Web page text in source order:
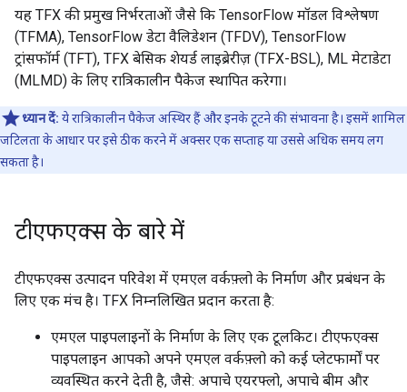
यह TFX की प्रमुख निर्भरताओं जैसे कि TensorFlow मॉडल विश्लेषण
(TFMA), TensorFlow डेटा वैलिडेशन (TFDV), TensorFlow
ट्रांसफॉर्म (TFT), TFX बेसिक शेयर्ड लाइब्रेरीज़ (TFX-BSL), ML मेटाडेटा
(MLMD) के लिए रात्रिकालीन पैकेज स्थापित करेगा।
ध्यान दें: ये रात्रिकालीन पैकेज अस्थिर हैं और इनके टूटने की संभावना है। इसमें शामिल
जटिलता के आधार पर इसे ठीक करने में अक्सर एक सप्ताह या उससे अधिक समय लग
सकता है।
टीएफएक्स के बारे में
टीएफएक्स उत्पादन परिवेश में एमएल वर्कफ़्लो के निर्माण और प्रबंधन के
लिए एक मंच है। TFX निम्नलिखित प्रदान करता है:
एमएल पाइपलाइनों के निर्माण के लिए एक टूलकिट। टीएफएक्स
पाइपलाइन आपको अपने एमएल वर्कफ़्लो को कई प्लेटफार्मों पर
व्यवस्थित करने देती है, जैसे: अपाचे एयरफ्लो, अपाचे बीम और